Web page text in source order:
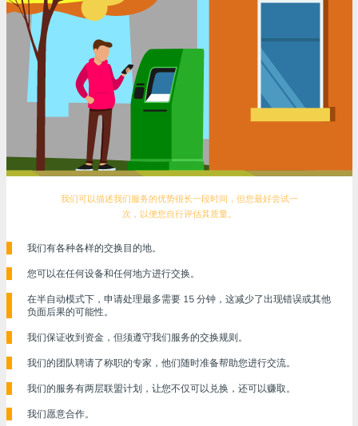
我们可以描述我们服务的优势很长一段时间，但您最好尝试一
次，以便您自行评估其质量。
我们有各种各样的交换目的地。
您可以在任何设备和任何地方进行交换。
在半自动模式下，申请处理最多需要 15 分钟，这减少了出现错误或其他
负面后果的可能性。
我们保证收到资金，但须遵守我们服务的交换规则。
我们的团队聘请了称职的专家，他们随时准备帮助您进行交流。
我们的服务有两层联盟计划，让您不仅可以兑换，还可以赚取。
我们愿意合作。